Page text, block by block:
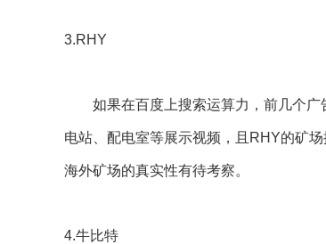
3.RHY
如果在百度上搜索运算力，前几个广
电站、配电室等展示视频，且RHY的矿
海外矿场的真实性有待考察。
4.牛比特